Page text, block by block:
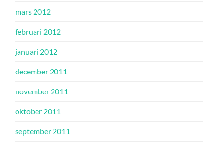
mars 2012
februari 2012
januari 2012
december 2011
november 2011
oktober 2011
september 2011